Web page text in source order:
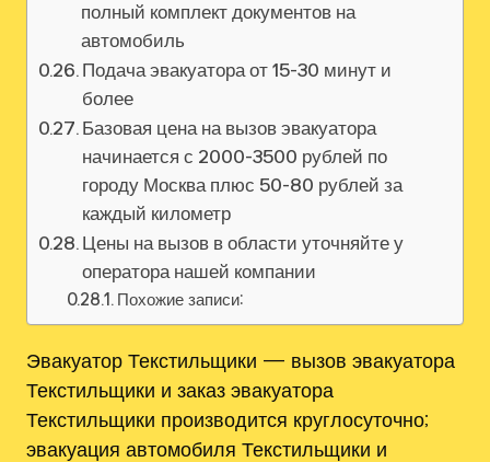
полный комплект документов на
автомобиль
Подача эвакуатора от 15-30 минут и
более
Базовая цена на вызов эвакуатора
начинается с 2000-3500 рублей по
городу Москва плюс 50-80 рублей за
каждый километр
Цены на вызов в области уточняйте у
оператора нашей компании
Похожие записи:
Эвакуатор Текстильщики — вызов эвакуатора
Текстильщики и заказ эвакуатора
Текстильщики производится круглосуточно;
эвакуация автомобиля Текстильщики и